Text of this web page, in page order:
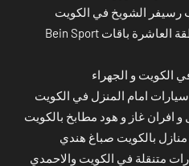
الشويخ في الكويت
اشتراك بي ان سبورت المنطقة العاشرة باقات Bein Sport
الكويت و الجهراء
امام المنزل في الكويت
افران غاز و هود مطابخ بالكويت
بالكويت صباغ هندي
متنقلة في الكويت والاحمدي